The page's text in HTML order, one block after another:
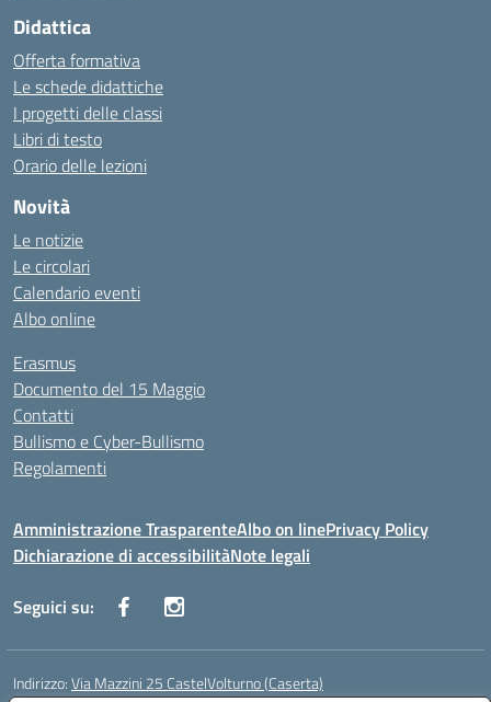
Didattica
Offerta formativa
Le schede didattiche
I progetti delle classi
Libri di testo
Orario delle lezioni
Novità
Le notizie
Le circolari
Calendario eventi
Albo online
Erasmus
Documento del 15 Maggio
Contatti
Bullismo e Cyber-Bullismo
Regolamenti
Amministrazione TrasparenteAlbo on linePrivacy Policy
Dichiarazione di accessibilitàNote legali
Seguici su:
Indirizzo:Via Mazzini 25 CastelVolturno (Caserta)